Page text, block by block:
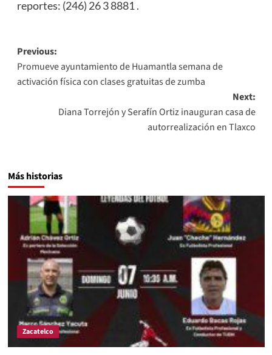
reportes: (246) 26 3 8881 .
Post
navigation
Previous:
Promueve ayuntamiento de Huamantla semana de
activación física con clases gratuitas de zumba
Next:
Diana Torrejón y Serafín Ortiz inauguran casa de
autorrealización en Tlaxco
Más historias
Zacatelco